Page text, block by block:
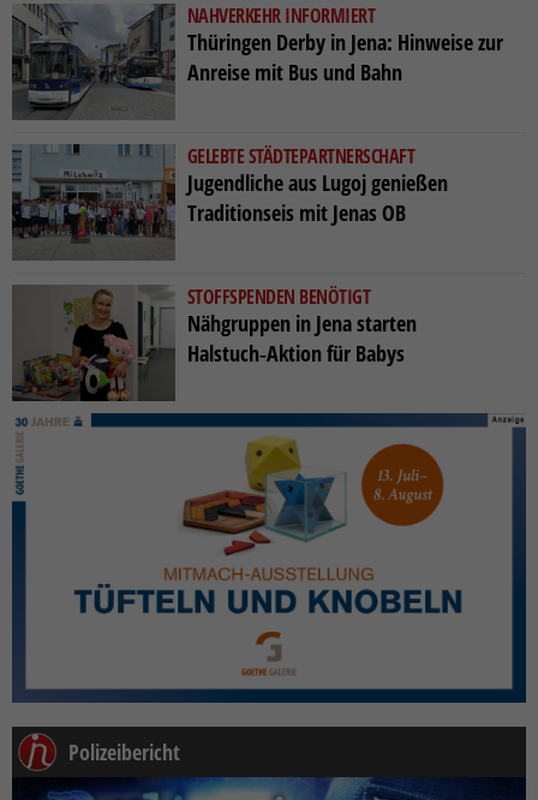
NAHVERKEHR INFORMIERT
Thüringen Derby in Jena: Hinweise zur
Anreise mit Bus und Bahn
GELEBTE STÄDTEPARTNERSCHAFT
Jugendliche aus Lugoj genießen
Traditionseis mit Jenas OB
STOFFSPENDEN BENÖTIGT
Nähgruppen in Jena starten
Halstuch‑Aktion für Babys
Polizeibericht